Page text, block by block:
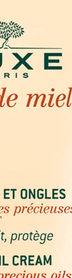
كريم اليدين هذا